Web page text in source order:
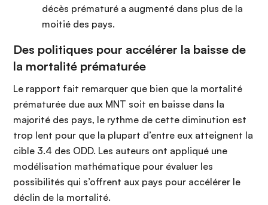
décès prématuré a augmenté dans plus de la
moitié des pays.
Des politiques pour accélérer la baisse de
la mortalité prématurée
Le rapport fait remarquer que bien que la mortalité
prématurée due aux MNT soit en baisse dans la
majorité des pays, le rythme de cette diminution est
trop lent pour que la plupart d’entre eux atteignent la
cible 3.4 des ODD. Les auteurs ont appliqué une
modélisation mathématique pour évaluer les
possibilités qui s’offrent aux pays pour accélérer le
déclin de la mortalité.